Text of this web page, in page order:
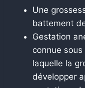
Une
battement
Gestation
connue
laquelle la
développer